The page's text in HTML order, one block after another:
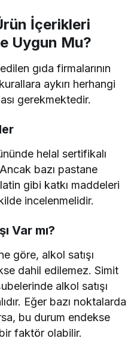
İçerikleri
Uygun Mu?
gıda firmalarının
aykırı herhangi
gerekmektedir.
helal sertifikalı
bazı pastane
gibi katkı maddeleri
incelenmelidir.
Var mı?
göre, alkol satışı
dahil edilemez. Simit
alkol satışı
Eğer bazı noktalarda
bu durum endekse
faktör olabilir.